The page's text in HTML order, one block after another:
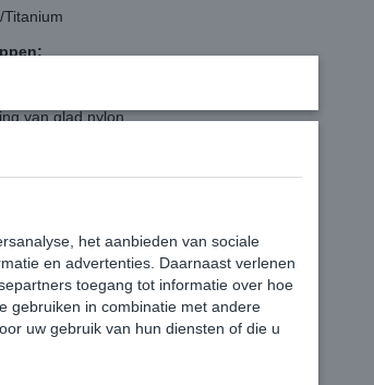
Titanium
van glad nylon
achterbeen Leg Arches
afneembaar halsdeel
het aanbieden van sociale
en advertenties. Daarnaast verlenen
toegang tot informatie over hoe
gebruiken in combinatie met andere
uw gebruik van hun diensten of die u